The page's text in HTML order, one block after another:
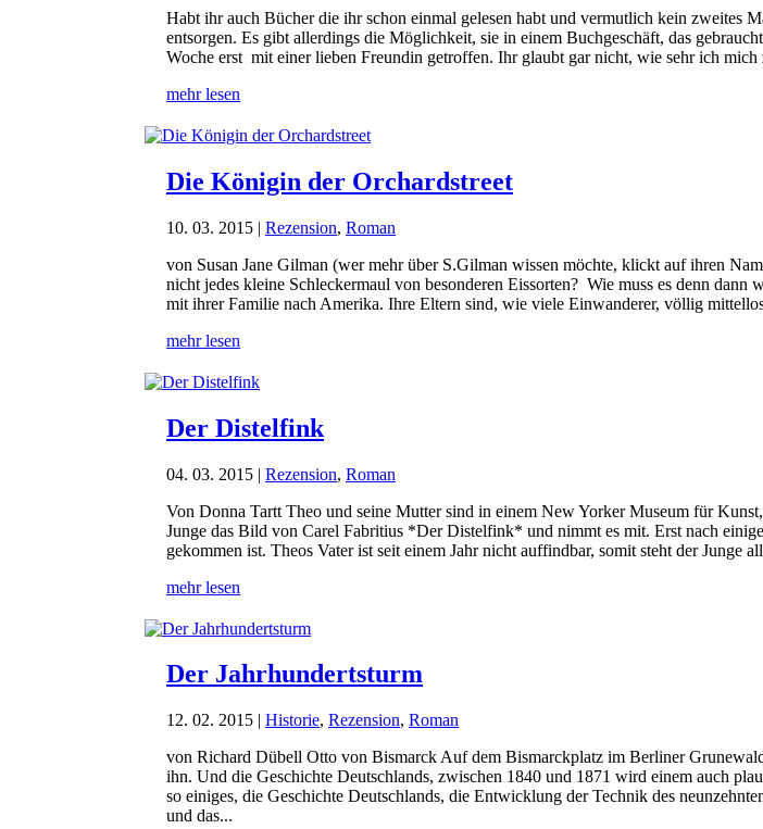
Habt ihr auch Bücher die ihr schon einmal gelesen habt und vermutlich kein zweites
entsorgen. Es gibt allerdings die Möglichkeit, sie in einem Buchgeschäft, das
Woche erst mit einer lieben Freundin getroffen. Ihr glaubt gar nicht, wie sehr ich
mehr lesen
Die Königin der Orchardstreet
10. 03. 2015 | Rezension, Roman
von Susan Jane Gilman (wer mehr über S.Gilman wissen möchte, klickt auf ihren
nicht jedes kleine Schleckermaul von besonderen Eissorten? Wie muss es denn
mit ihrer Familie nach Amerika. Ihre Eltern sind, wie viele Einwanderer, völlig
mehr lesen
Der Distelfink
04. 03. 2015 | Rezension, Roman
Von Donna Tartt Theo und seine Mutter sind in einem New Yorker Museum für
Junge das Bild von Carel Fabritius *Der Distelfink* und nimmt es mit. Erst nach
gekommen ist. Theos Vater ist seit einem Jahr nicht auffindbar, somit steht der Junge
mehr lesen
Der Jahrhundertsturm
12. 02. 2015 | Historie, Rezension, Roman
von Richard Dübell Otto von Bismarck Auf dem Bismarckplatz im Berliner
ihn. Und die Geschichte Deutschlands, zwischen 1840 und 1871 wird einem auch
so einiges, die Geschichte Deutschlands, die Entwicklung der Technik des
und das...